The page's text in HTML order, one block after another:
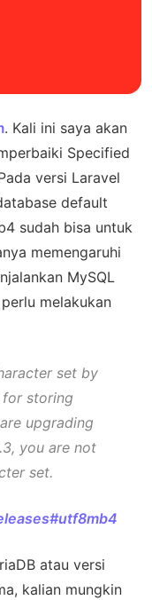
. Kali ini saya akan
Specified
versi Laravel
default
sudah bisa untuk
memengaruhi
MySQL
melakukan
set by
storing
upgrading
you are not
set.
atau versi
kalian mungkin